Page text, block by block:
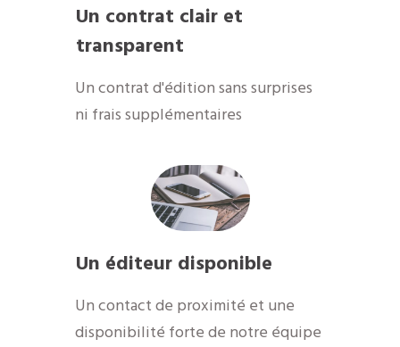
Un contrat clair et
transparent
Un contrat d'édition sans surprises
ni frais supplémentaires
Un éditeur disponible
​Un contact de proximité et une
disponibilité forte de notre équipe